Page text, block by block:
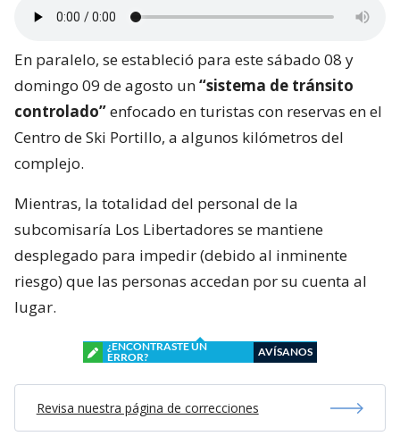
En paralelo, se estableció para este sábado 08 y
domingo 09 de agosto un“sistema de tránsito
controlado”enfocado en turistas con reservas en el
Centro de Ski Portillo, a algunos kilómetros del
complejo.
Mientras, la totalidad del personal de la
subcomisaría Los Libertadores se mantiene
desplegado para impedir (debido al inminente
riesgo) que las personas accedan por su cuenta al
lugar.
¿ENCONTRASTE UN
ERROR?
AVÍSANOS
Revisa nuestra página de correcciones